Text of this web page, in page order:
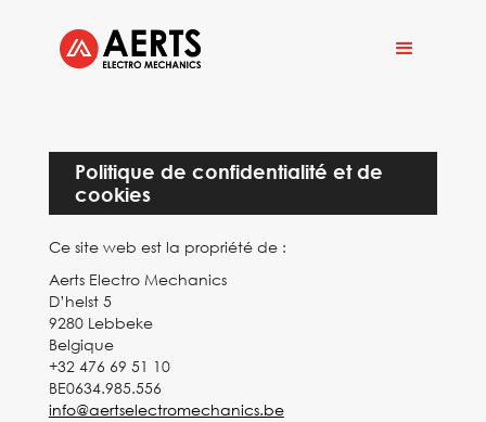
Politique de confidentialité et de
cookies
Ce site web est la propriété de :
Aerts Electro Mechanics
D’helst 5
9280 Lebbeke
Belgique
+32 476 69 51 10
BE0634.985.556
info@aertselectromechanics.be